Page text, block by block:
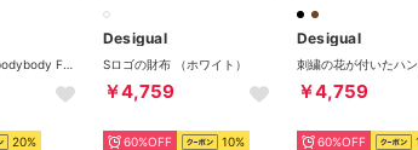
20%
Desigual
Sロゴの財布 （ホワイト）
￥4,759
60%OFF 10%
Desigual
￥4,759
60%OFF